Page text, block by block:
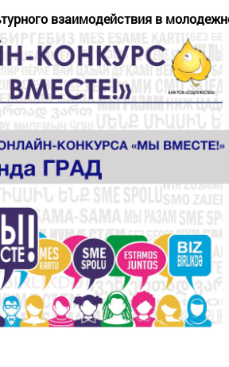
взаимодействия в